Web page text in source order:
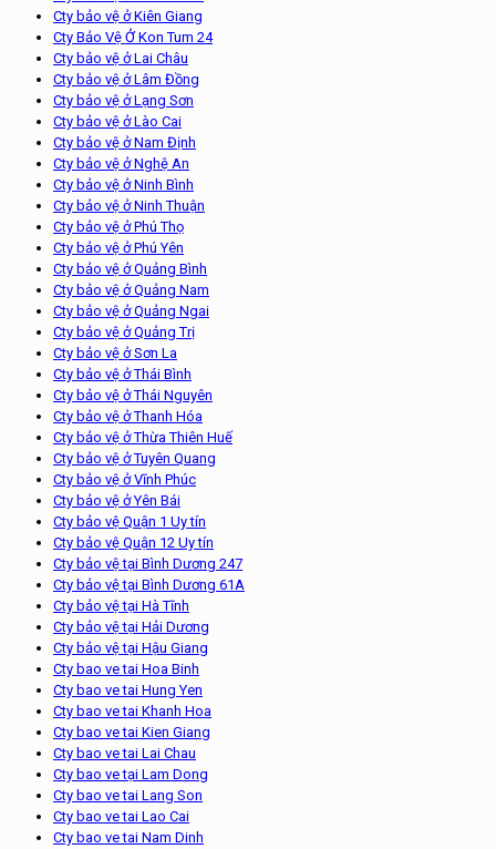
Cty bảo vệ ở Kiên Giang
Cty Bảo Vệ Ở Kon Tum 24
Cty bảo vệ ở Lai Châu
Cty bảo vệ ở Lâm Đồng
Cty bảo vệ ở Lạng Sơn
Cty bảo vệ ở Lào Cai
Cty bảo vệ ở Nam Định
Cty bảo vệ ở Nghệ An
Cty bảo vệ ở Ninh Bình
Cty bảo vệ ở Ninh Thuận
Cty bảo vệ ở Phú Thọ
Cty bảo vệ ở Phú Yên
Cty bảo vệ ở Quảng Bình
Cty bảo vệ ở Quảng Nam
Cty bảo vệ ở Quảng Ngai
Cty bảo vệ ở Quảng Trị
Cty bảo vệ ở Sơn La
Cty bảo vệ ở Thái Bình
Cty bảo vệ ở Thái Nguyên
Cty bảo vệ ở Thanh Hóa
Cty bảo vệ ở Thừa Thiên Huế
Cty bảo vệ ở Tuyên Quang
Cty bảo vệ ở Vĩnh Phúc
Cty bảo vệ ở Yên Bái
Cty bảo vệ Quận 1 Uy tín
Cty bảo vệ Quận 12 Uy tín
Cty bảo vệ tại Bình Dương 247
Cty bảo vệ tại Bình Dương 61A
Cty bảo vệ tại Hà Tĩnh
Cty bảo vệ tại Hải Dương
Cty bảo vệ tại Hậu Giang
Cty bao ve tai Hoa Binh
Cty bao ve tai Hung Yen
Cty bao ve tai Khanh Hoa
Cty bao ve tai Kien Giang
Cty bao ve tai Lai Chau
Cty bao ve tại Lam Dong
Cty bao ve tai Lang Son
Cty bao ve tai Lao Cai
Cty bao ve tai Nam Dinh